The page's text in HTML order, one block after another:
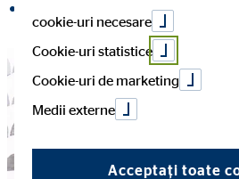
Distribuiți pe LinkedIn
cookie-uri necesare
Cookie-uri statistice
Cookie-uri de marketing
Medii externe
Acceptați toate